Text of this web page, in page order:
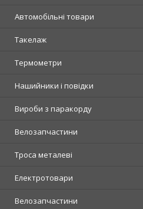
Автомобільні товари
Такелаж
Термометри
Нашийники і повідки
Вироби з паракорду
Велозапчастини
Троса металеві
Електротовари
Велозапчастини